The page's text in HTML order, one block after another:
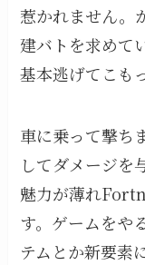
惹かれません。
建バトを求めて
基本逃げてこも
車に乗って撃ち
してダメージを
魅力が薄れ
す。ゲームをや
テムとか新要素